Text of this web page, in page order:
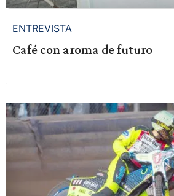
ENTREVISTA
Café con aroma de futuro